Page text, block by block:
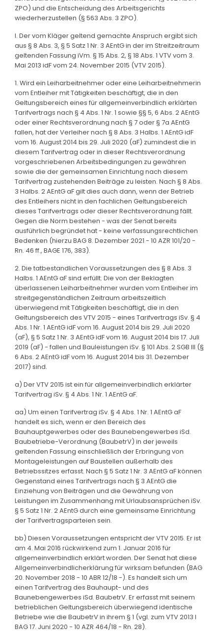
ZPO) und die Entscheidung des Arbeitsgerichts
wiederherzustellen (§ 563 Abs. 3 ZPO).
I. Der vom Kläger geltend gemachte Anspruch ergibt sich
aus § 8 Abs. 3, § 5 Satz 1 Nr. 3 AEntG in der im Streitzeitraum
geltenden Fassung iVm. § 15 Abs. 2, § 18 Abs. 1 VTV vom 3.
Mai 2013 idF vom 24. November 2015 (VTV 2015).
1. Wird ein Leiharbeitnehmer oder eine Leiharbeitnehmerin
vom Entleiher mit Tätigkeiten beschäftigt, die in den
Geltungsbereich eines für allgemeinverbindlich erklärten
Tarifvertrags nach § 4 Abs. 1 Nr. 1 sowie §§ 5, 6 Abs. 2 AEntG
oder einer Rechtsverordnung nach § 7 oder § 7a AEntG
fallen, hat der Verleiher nach § 8 Abs. 3 Halbs. 1 AEntG idF
vom 16. August 2014 bis 29. Juli 2020 (aF) zumindest die in
diesem Tarifvertrag oder in dieser Rechtsverordnung
vorgeschriebenen Arbeitsbedingungen zu gewähren
sowie die der gemeinsamen Einrichtung nach diesem
Tarifvertrag zustehenden Beiträge zu leisten. Nach § 8 Abs.
3 Halbs. 2 AEntG aF gilt dies auch dann, wenn der Betrieb
des Entleihers nicht in den fachlichen Geltungsbereich
dieses Tarifvertrags oder dieser Rechtsverordnung fällt.
Gegen die Norm bestehen - was der Senat bereits
ausführlich begründet hat - keine verfassungsrechtlichen
Bedenken (hierzu BAG 8. Dezember 2021 - 10 AZR 101/20 -
Rn. 46 ff., BAGE 176, 383).
2. Die tatbestandlichen Voraussetzungen des § 8 Abs. 3
Halbs. 1 AEntG aF sind erfüllt. Die von der Beklagten
überlassenen Leiharbeitnehmer wurden vom Entleiher im
streitgegenständlichen Zeitraum arbeitszeitlich
überwiegend mit Tätigkeiten beschäftigt, die in den
Geltungsbereich des VTV 2015 - eines Tarifvertrags iSv. § 4
Abs. 1 Nr. 1 AEntG idF vom 16. August 2014 bis 29. Juli 2020
(aF), § 5 Satz 1 Nr. 3 AEntG idF vom 16. August 2014 bis 17. Juli
2019 (aF) - fallen und Bauleistungen iSv. § 101 Abs. 2 SGB III (§
6 Abs. 2 AEntG idF vom 16. August 2014 bis 31. Dezember
2017) sind.
a) Der VTV 2015 ist ein für allgemeinverbindlich erklärter
Tarifvertrag iSv. § 4 Abs. 1 Nr. 1 AEntG aF.
aa) Um einen Tarifvertrag iSv. § 4 Abs. 1 Nr. 1 AEntG aF
handelt es sich, wenn er den Bereich des
Bauhauptgewerbes oder des Baunebengewerbes iSd.
Baubetriebe-Verordnung (BaubetrV) in der jeweils
geltenden Fassung einschließlich der Erbringung von
Montageleistungen auf Baustellen außerhalb des
Betriebssitzes erfasst. Nach § 5 Satz 1 Nr. 3 AEntG aF können
Gegenstand eines Tarifvertrags nach § 3 AEntG die
Einziehung von Beiträgen und die Gewährung von
Leistungen im Zusammenhang mit Urlaubsansprüchen iSv.
§ 5 Satz 1 Nr. 2 AEntG durch eine gemeinsame Einrichtung
der Tarifvertragsparteien sein.
bb) Diesen Voraussetzungen entspricht der VTV 2015. Er ist
am 4. Mai 2016 rückwirkend zum 1. Januar 2016 für
allgemeinverbindlich erklärt worden. Der Senat hat diese
Allgemeinverbindlicherklärung für wirksam befunden (BAG
20. November 2018 - 10 ABR 12/18 -). Es handelt sich um
einen Tarifvertrag des Bauhaupt- und des
Baunebengewerbes iSd. BaubetrV. Er erfasst mit seinem
betrieblichen Geltungsbereich überwiegend identische
Betriebe wie die BaubetrV in ihrem § 1 (vgl. zum VTV 2013 I
BAG 17. Juni 2020 - 10 AZR 464/18 - Rn. 28).